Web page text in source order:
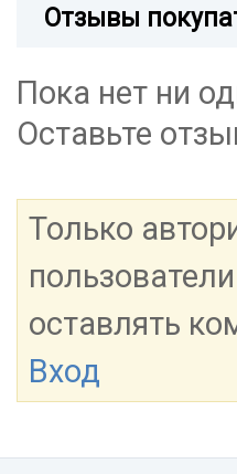
Отзывы
Пока нет ни
Оставьте
Только
оставлять
Вход